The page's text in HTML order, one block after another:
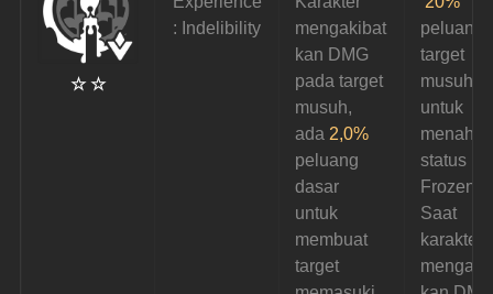
☆ ☆
: Indelibility
mengakibat
kan DMG
pada target
musuh,
ada 2,0%
peluang
dasar
untuk
membuat
target
peluang
target
musuh
untuk
status
Frozen.
Saat
karakter